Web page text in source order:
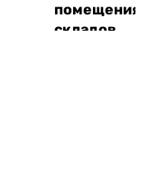
помещения
складов